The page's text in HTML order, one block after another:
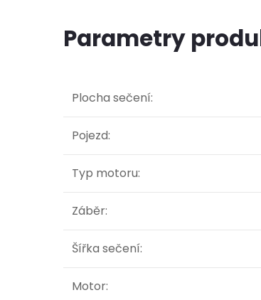
Parametry
Plocha sečení:
Pojezd:
Typ motoru:
Záběr:
Šířka sečení:
Motor: